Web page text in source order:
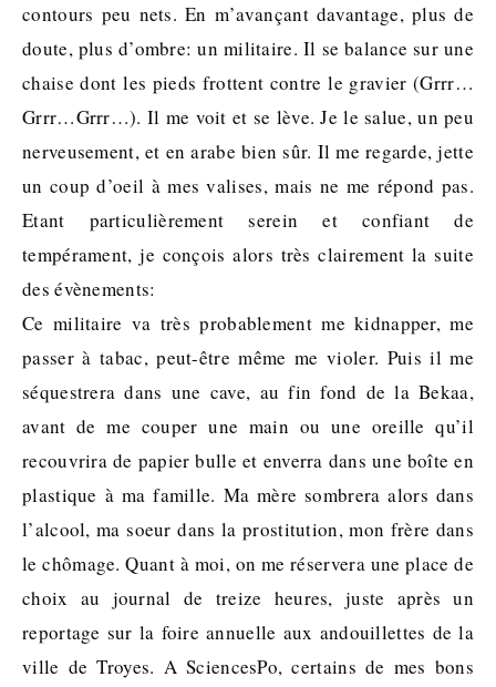
contours peu nets. En m’avançant davantage, plus de
doute, plus d’ombre: un militaire. Il se balance sur une
chaise dont les pieds frottent contre le gravier (Grrr…
Grrr…Grrr…). Il me voit et se lève. Je le salue, un peu
nerveusement, et en arabe bien sûr. Il me regarde, jette
un coup d’oeil à mes valises, mais ne me répond pas.
Etant particulièrement serein et confiant de
tempérament, je conçois alors très clairement la suite
des évènements:
Ce militaire va très probablement me kidnapper, me
passer à tabac, peut-être même me violer. Puis il me
séquestrera dans une cave, au fin fond de la Bekaa,
avant de me couper une main ou une oreille qu’il
recouvrira de papier bulle et enverra dans une boîte en
plastique à ma famille. Ma mère sombrera alors dans
l’alcool, ma soeur dans la prostitution, mon frère dans
le chômage. Quant à moi, on me réservera une place de
choix au journal de treize heures, juste après un
reportage sur la foire annuelle aux andouillettes de la
ville de Troyes. A SciencesPo, certains de mes bons